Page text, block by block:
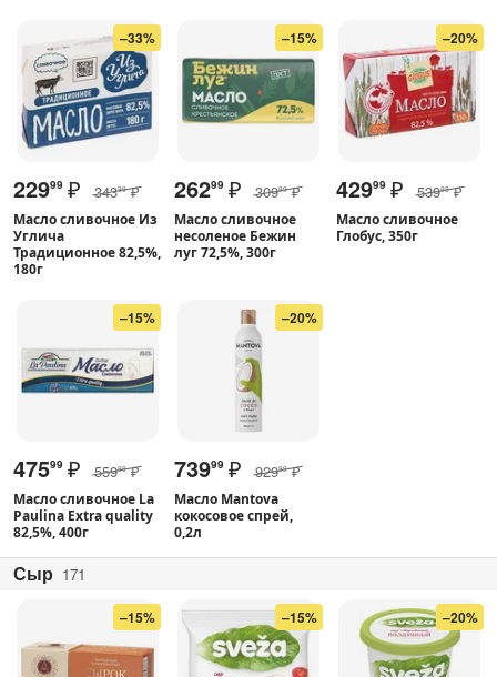
–33%
22999 ₽ 34399 ₽
Масло сливочное Из
Углича
Традиционное 82,5%,
180г
–15%
26299 ₽ 30999 ₽
Масло сливочное
несоленое Бежин
луг 72,5%, 300г
–20%
42999 ₽ 53999 ₽
Масло сливочное
Глобус, 350г
–15%
47599 ₽ 55999 ₽
Масло сливочное La
Paulina Extra quality
82,5%, 400г
–20%
73999 ₽ 92999 ₽
Масло Mantova
кокосовое спрей,
0,2л
Сыр 171
–15% –15% –20%